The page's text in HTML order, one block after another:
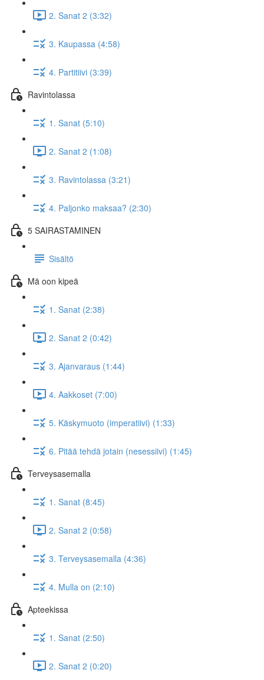
2. Sanat 2 (3:32)
3. Kaupassa (4:58)
4. Partitiivi (3:39)
Ravintolassa
1. Sanat (5:10)
2. Sanat 2 (1:08)
3. Ravintolassa (3:21)
4. Paljonko maksaa? (2:30)
5 SAIRASTAMINEN
Sisältö
Mä oon kipeä
1. Sanat (2:38)
2. Sanat 2 (0:42)
3. Ajanvaraus (1:44)
4. Aakkoset (7:00)
5. Käskymuoto (imperatiivi) (1:33)
6. Pitää tehdä jotain (nesessiivi) (1:45)
Terveysasemalla
1. Sanat (8:45)
2. Sanat 2 (0:58)
3. Terveysasemalla (4:36)
4. Mulla on (2:10)
Apteekissa
1. Sanat (2:50)
2. Sanat 2 (0:20)